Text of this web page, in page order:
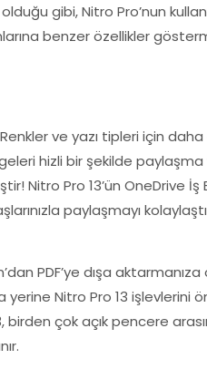
gibi, Nitro Pro’nun
benzer özellikler
ve yazı tipleri için
hizli bir şekilde
Pro 13’ün OneDrive İş
paylaşmayı
PDF’ye dışa
yerine Nitro Pro 13
birden çok açık pencere